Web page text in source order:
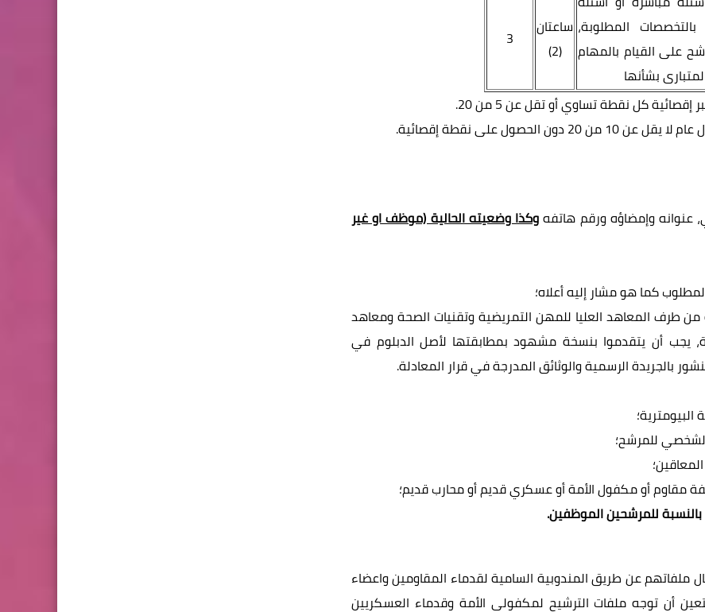
3
ساعتان
(2)
المطلوبة،
على القيام بالمهام
بشأنها
على نقطة إقصائية.
وإمضاؤه ورقم هاتفهوكذا وضعيته الحالية (موظف او غير
كما هو مشار إليه أعلاه؛
طرف المعاهد العليا للمهن التمريضية وتقنيات الصحة ومعاهد
يجب أن يتقدموا بنسخة مشهود بمطابقتها لأصل الدبلوم في
بالجريدة الرسمية والوثائق المدرجة في قرار المعادلة.
أو مكفول الأمة أو عسكري قديم أو محارب قديم؛
بالنسبة للمرشحين الموظفين.
عن طريق المندوبية السامية لقدماء المقاومين واعضاء
أن توجه ملفات الترشيح لمكفولي الأمة وقدماء العسكريين